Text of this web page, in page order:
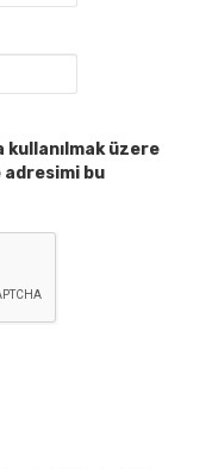
kullanılmak üzere
adresimi bu